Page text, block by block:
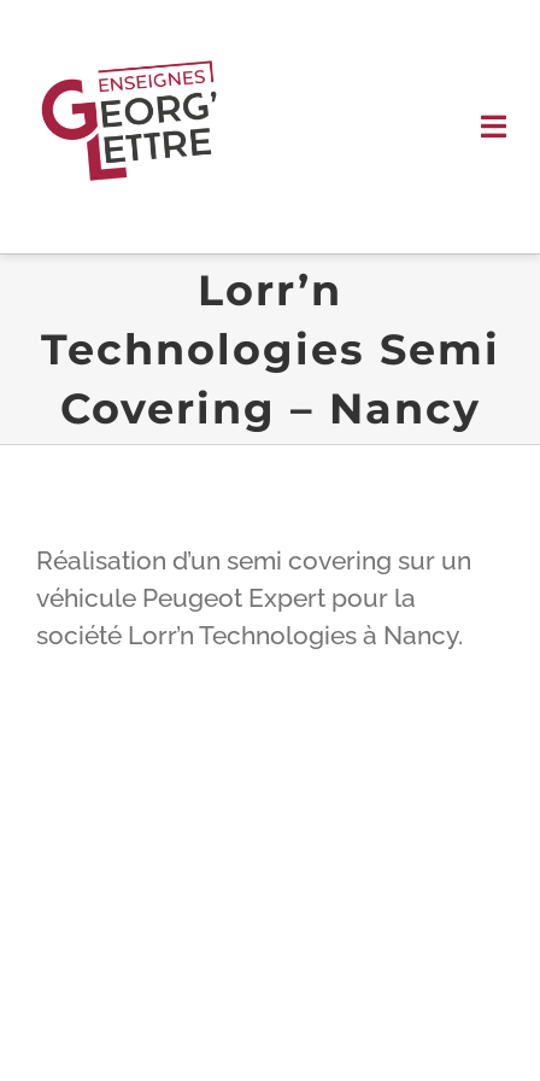
contenu
SIGNALÉTIQUE
IMPRIMERIE
RÉALISATIONS
Lorr’n
Technologies Semi
Covering – Nancy
Réalisation d’un semi covering sur un
véhicule Peugeot Expert pour la
société Lorr’n Technologies à Nancy.